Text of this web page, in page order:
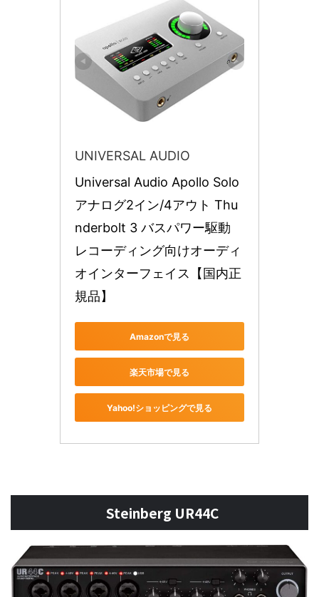
UNIVERSAL AUDIO
Universal Audio Apollo Solo
アナログ2イン/4アウト Thu
nderbolt 3 バスパワー駆動
レコーディング向けオーディ
オインターフェイス【国内正
規品】
Amazonで見る
楽天市場で見る
Yahoo!ショッピングで見る
Steinberg UR44C